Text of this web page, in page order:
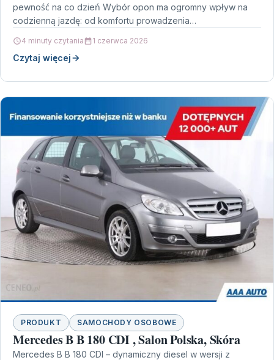
pewność na co dzień Wybór opon ma ogromny wpływ na
codzienną jazdę: od komfortu prowadzenia…
4 minuty czytania 1 czerwca 2026
Czytaj więcej
PRODUKT SAMOCHODY OSOBOWE
Mercedes B B 180 CDI , Salon Polska, Skóra
Mercedes B B 180 CDI – dynamiczny diesel w wersji z